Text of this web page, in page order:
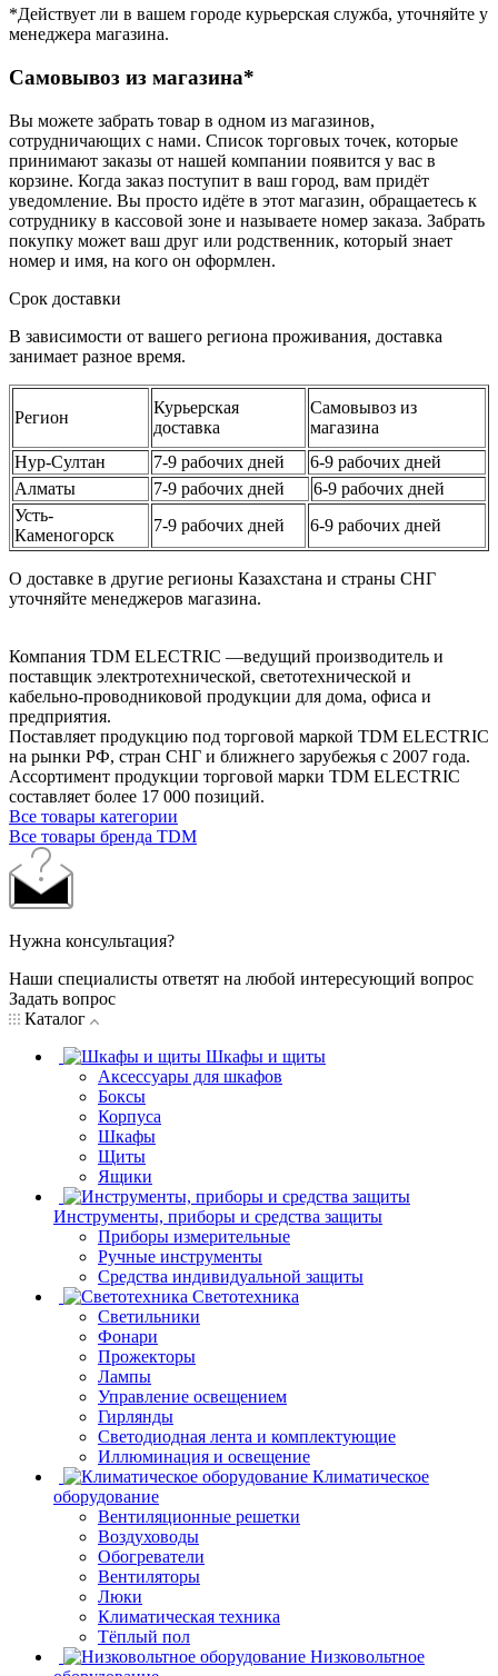
*Действует ли в вашем городе курьерская служба, уточняйте у
менеджера магазина.
Самовывоз из магазина*
Вы можете забрать товар в одном из магазинов,
сотрудничающих с нами. Список торговых точек, которые
принимают заказы от нашей компании появится у вас в
корзине. Когда заказ поступит в ваш город, вам придёт
уведомление. Вы просто идёте в этот магазин, обращаетесь к
сотруднику в кассовой зоне и называете номер заказа. Забрать
покупку может ваш друг или родственник, который знает
номер и имя, на кого он оформлен.
Срок доставки
В зависимости от вашего региона проживания, доставка
занимает разное время.
Регион
Курьерская
доставка
Самовывоз из
магазина
Нур-Султан
7-9 рабочих дней
6-9 рабочих дней
Алматы
7-9 рабочих дней
6-9 рабочих дней
Усть-
Каменогорск
7-9 рабочих дней 6-9 рабочих дней
О доставке в другие регионы Казахстана и страны СНГ
уточняйте менеджеров магазина.
Компания TDM ELECTRIC —ведущий производитель и
поставщик электротехнической, светотехнической и
кабельно-проводниковой продукции для дома, офиса и
предприятия.
Поставляет продукцию под торговой маркой TDM ELECTRIC
на рынки РФ, стран СНГ и ближнего зарубежья с 2007 года.
Ассортимент продукции торговой марки TDM ЕLECTRIC
составляет более 17 000 позиций.
Все товары категории
Все товары бренда TDM
Нужна консультация?
Наши специалисты ответят на любой интересующий вопрос
Задать вопрос
Каталог
Шкафы и щиты
Аксессуары для шкафов
Боксы
Корпуса
Шкафы
Щиты
Ящики
Инструменты, приборы и средства защиты
Приборы измерительные
Ручные инструменты
Средства индивидуальной защиты
Светотехника
Светильники
Фонари
Прожекторы
Лампы
Управление освещением
Гирлянды
Светодиодная лента и комплектующие
Иллюминация и освещение
Климатическое
оборудование
Вентиляционные решетки
Воздуховоды
Обогреватели
Вентиляторы
Люки
Климатическая техника
Тёплый пол
Низковольтное